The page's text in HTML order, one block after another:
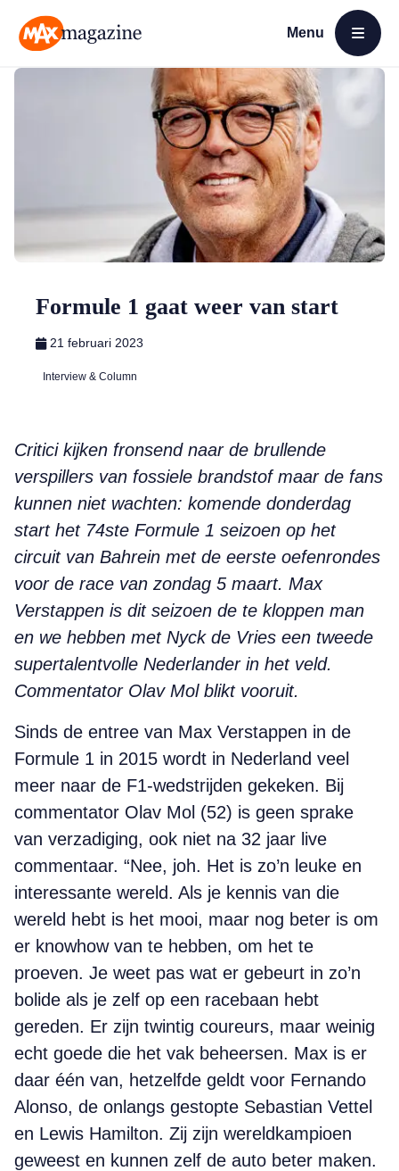
Menu
Open menu
Formule 1 gaat weer van start
21 februari 2023
Interview & Column
Critici kijken fronsend naar de brullende
verspillers van fossiele brandstof maar de fans
kunnen niet wachten: komende donderdag
start het 74ste Formule 1 seizoen op het
circuit van Bahrein met de eerste oefenrondes
voor de race van zondag 5 maart. Max
Verstappen is dit seizoen de te kloppen man
en we hebben met Nyck de Vries een tweede
supertalentvolle Nederlander in het veld.
Commentator Olav Mol blikt vooruit.
Sinds de entree van Max Verstappen in de
Formule 1 in 2015 wordt in Nederland veel
meer naar de F1-wedstrijden gekeken. Bij
commentator Olav Mol (52) is geen sprake
van verzadiging, ook niet na 32 jaar live
commentaar. “Nee, joh. Het is zo’n leuke en
interessante wereld. Als je kennis van die
wereld hebt is het mooi, maar nog beter is om
er knowhow van te hebben, om het te
proeven. Je weet pas wat er gebeurt in zo’n
bolide als je zelf op een racebaan hebt
gereden. Er zijn twintig coureurs, maar weinig
echt goede die het vak beheersen. Max is er
daar één van, hetzelfde geldt voor Fernando
Alonso, de onlangs gestopte Sebastian Vettel
en Lewis Hamilton. Zij zijn wereldkampioen
geweest en kunnen zelf de auto beter maken.